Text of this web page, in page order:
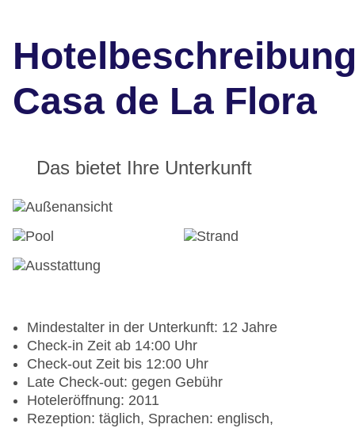
Casa de La Flora
Das bietet Ihre Unterkunft
Mindestalter in der Unterkunft: 12 Jahre
Check-in Zeit ab 14:00 Uhr
Check-out Zeit bis 12:00 Uhr
Late Check-out: gegen Gebühr
Hoteleröffnung: 2011
Rezeption: täglich, Sprachen: englisch,